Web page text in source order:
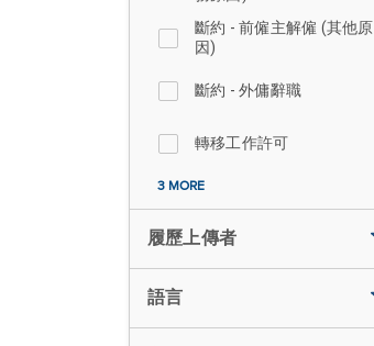
斷約 - 前僱主解僱 (其他原
因)
斷約 - 外傭辭職
轉移工作許可
3 MORE
履歷上傳者
語言